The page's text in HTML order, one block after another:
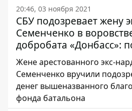
20:46, 03 ноября 2021
СБУ подозревает жену
Семенченко в
добробата «Донбасс»:
Жене арестованного экс-
Семенченко вручили
денег вышеназванного
фонда батальона